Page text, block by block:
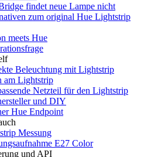
findet neue Lampe nicht
zum original Hue Lightstrip
meets Hue
Beleuchtung mit Lightstrip
am Lightstrip
Netzteil für den Lightstrip
und DIY
Hue Endpoint
Messung
E27 Color
und API